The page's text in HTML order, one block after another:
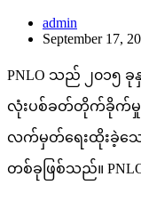
admin
September 17,
PNLO သည် ၂၀၁၅
လုံးပစ်ခတ်တိုက်ခိုက်မှုရ
လက်မှတ်ရေးထိုးခဲ့သ
တစ်ခုဖြစ်သည်။ PNLO